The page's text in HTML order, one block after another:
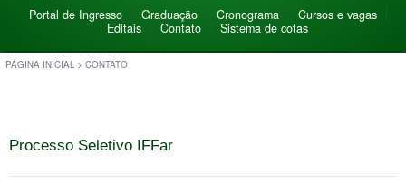
Portal de Ingresso Graduação Cronograma
Cursos e vagas
Editais
Contato Sistema de cotas
PÁGINA INICIAL > CONTATO
Processo Seletivo IFFar